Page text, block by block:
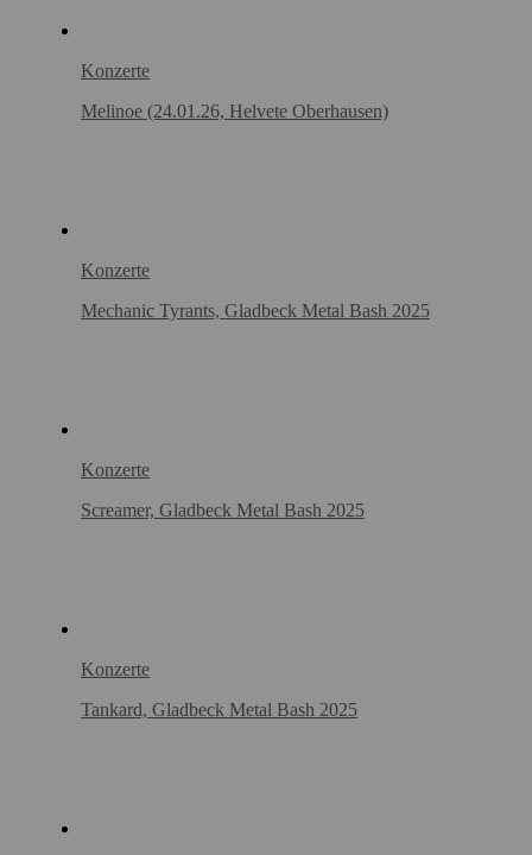
Konzerte
Melinoe (24.01.26, Helvete Oberhausen)
Konzerte
Mechanic Tyrants, Gladbeck Metal Bash 2025
Konzerte
Screamer, Gladbeck Metal Bash 2025
Konzerte
Tankard, Gladbeck Metal Bash 2025